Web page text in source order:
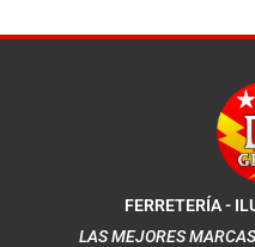
FERRETERÍA -
LAS MEJORES